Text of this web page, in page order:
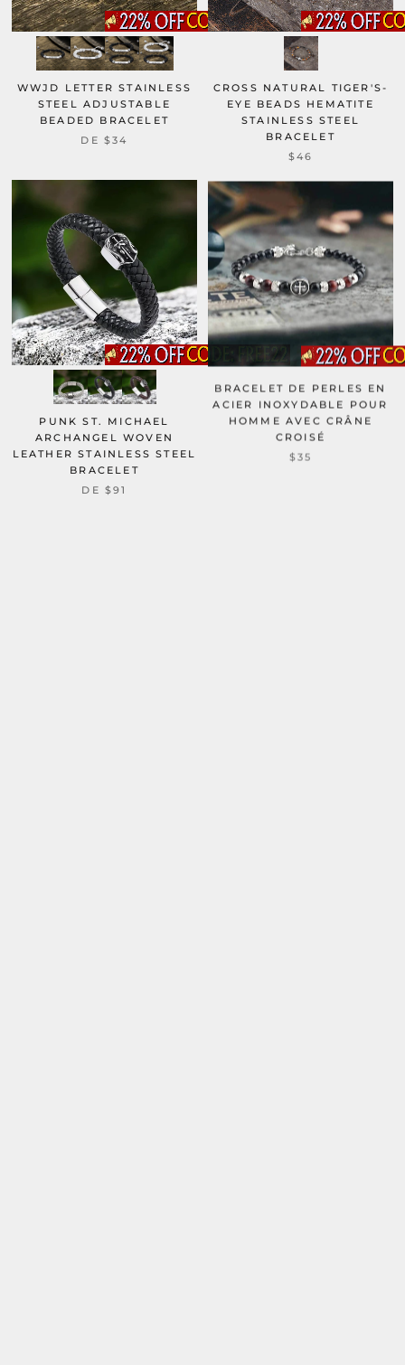
WWJD LETTER STAINLESS
STEEL ADJUSTABLE
BEADED BRACELET
DE $34
CROSS NATURAL TIGER'S-
EYE BEADS HEMATITE
STAINLESS STEEL
BRACELET
$46
PUNK ST. MICHAEL
ARCHANGEL WOVEN
LEATHER STAINLESS STEEL
BRACELET
DE $91
BRACELET DE PERLES EN
ACIER INOXYDABLE POUR
HOMME AVEC CRÂNE
CROISÉ
$35